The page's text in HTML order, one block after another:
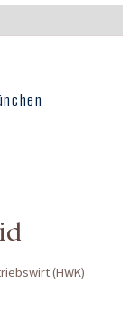
(HWK)